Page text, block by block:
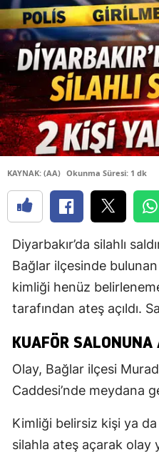
KAYNAK: (AA) Okunma Süresi: 1 dk
Diyarbakır’da silahlı
Bağlar ilçesinde
kimliği henüz
tarafından ateş açıldı.
KUAFÖR
Olay, Bağlar ilçesi
Caddesi’nde meydana
Kimliği belirsiz kişi ya
silahla ateş açarak olay